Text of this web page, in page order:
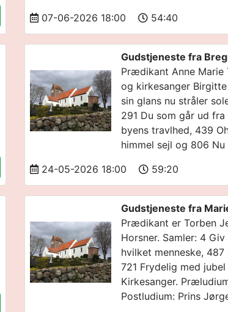
07-06-2026 18:00 54:40
Gudstjeneste fra
Prædikant Anne Marie
og kirkesanger
sin glans nu stråler
291 Du som går ud
byens travlhed, 439
himmel sejl og 806
24-05-2026 18:00 59:20
Gudstjeneste fra
Prædikant er Torben
Horsner. Samler: 4
hvilket menneske,
721 Frydelig med
Kirkesanger.
Postludium: Prins